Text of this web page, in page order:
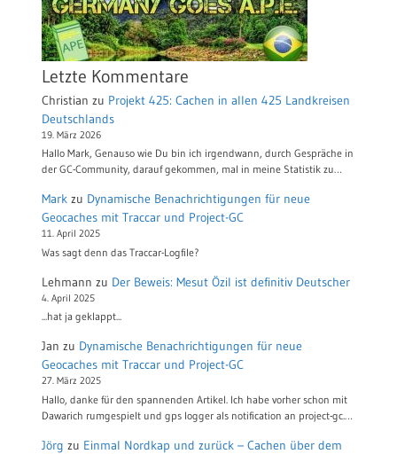
Letzte Kommentare
Christian zu Projekt 425: Cachen in allen 425 Landkreisen
Deutschlands
19. März 2026
Hallo Mark, Genauso wie Du bin ich irgendwann, durch Gespräche in
der GC-Community, darauf gekommen, mal in meine Statistik zu…
Mark zu Dynamische Benachrichtigungen für neue
Geocaches mit Traccar und Project-GC
11. April 2025
Was sagt denn das Traccar-Logfile?
Lehmann zu Der Beweis: Mesut Özil ist definitiv Deutscher
4. April 2025
...hat ja geklappt...
Jan zu Dynamische Benachrichtigungen für neue
Geocaches mit Traccar und Project-GC
27. März 2025
Hallo, danke für den spannenden Artikel. Ich habe vorher schon mit
Dawarich rumgespielt und gps logger als notification an project-gc.…
Jörg zu Einmal Nordkap und zurück – Cachen über dem